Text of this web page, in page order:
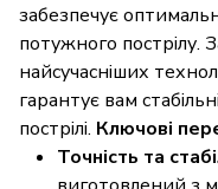
забезпечує
потужного
найсучасніших
гарантує вам
пострілі. Ключові
Точність та